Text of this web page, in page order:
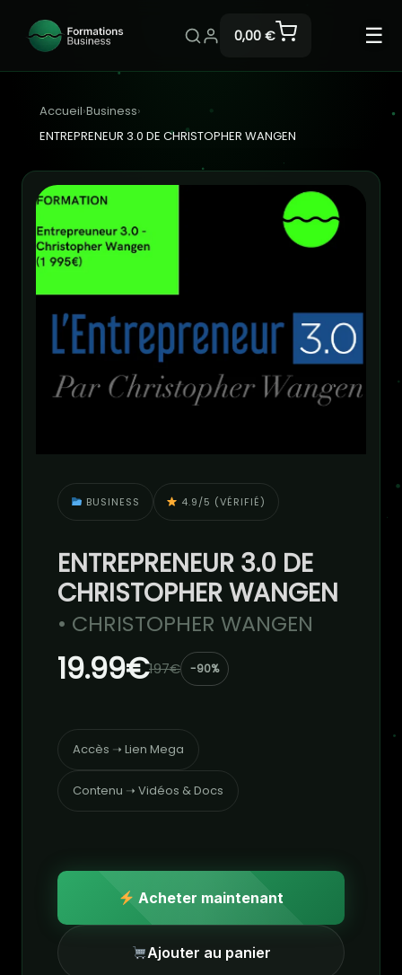
0,00 € ☰
Accueil›Business›
ENTREPRENEUR 3.0 DE CHRISTOPHER WANGEN
BUSINESS 4.9/5 (VÉRIFIÉ)
ENTREPRENEUR 3.0 DE
CHRISTOPHER WANGEN
• CHRISTOPHER WANGEN
19.99€197€ -90%
Accès ➝ Lien Mega
Contenu ➝ Vidéos & Docs
Acheter maintenant
Ajouter au panier